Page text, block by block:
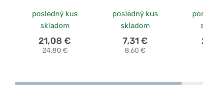
posledný kus
skladom
21,08 €
24,80 €
posledný kus
skladom
7,31 €
8,60 €